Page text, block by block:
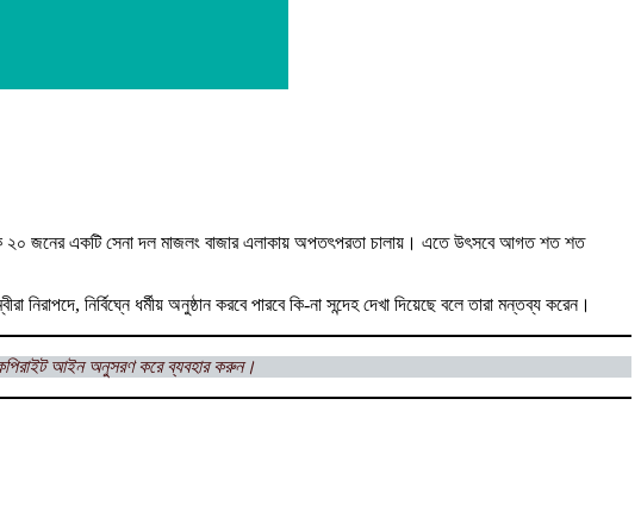
২০ জনের একটি সেনা দল মাজলং বাজার এলাকায় অপতৎপরতা চালায়। এতে উৎসবে আগত শত শত
নির্বিঘ্নে ধর্মীয় অনুষ্ঠান করবে পারবে কি-না সন্দেহ দেখা দিয়েছে বলে তারা মন্তব্য করেন।
কপিরাইট আইন অনুসরণ করে ব্যবহার করুন।